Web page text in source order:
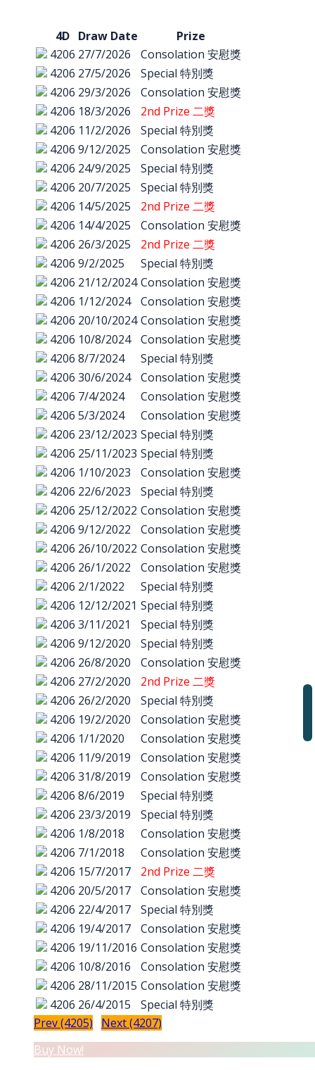
4D Draw Date
Prize
4206 27/7/2026
Consolation 安慰獎
4206 27/5/2026
Special 特別獎
4206 29/3/2026
Consolation 安慰獎
4206 18/3/2026
2nd Prize 二獎
4206 11/2/2026
Special 特別獎
4206 9/12/2025
Consolation 安慰獎
4206 24/9/2025
Special 特別獎
4206 20/7/2025
Special 特別獎
4206 14/5/2025
2nd Prize 二獎
4206 14/4/2025
Consolation 安慰獎
4206 26/3/2025
2nd Prize 二獎
4206 9/2/2025
Special 特別獎
4206 21/12/2024 Consolation 安慰獎
4206 1/12/2024
Consolation 安慰獎
4206 20/10/2024 Consolation 安慰獎
4206 10/8/2024
Consolation 安慰獎
4206 8/7/2024
Special 特別獎
4206 30/6/2024
Consolation 安慰獎
4206 7/4/2024
Consolation 安慰獎
4206 5/3/2024
Consolation 安慰獎
4206 23/12/2023 Special 特別獎
4206 25/11/2023 Special 特別獎
4206 1/10/2023
Consolation 安慰獎
4206 22/6/2023
Special 特別獎
4206 25/12/2022 Consolation 安慰獎
4206 9/12/2022
Consolation 安慰獎
4206 26/10/2022 Consolation 安慰獎
4206 26/1/2022
Consolation 安慰獎
4206 2/1/2022
Special 特別獎
4206 12/12/2021 Special 特別獎
4206 3/11/2021
Special 特別獎
4206 9/12/2020
Special 特別獎
4206 26/8/2020
Consolation 安慰獎
4206 27/2/2020
2nd Prize 二獎
4206 26/2/2020
Special 特別獎
4206 19/2/2020
Consolation 安慰獎
4206 1/1/2020
Consolation 安慰獎
4206 11/9/2019
Consolation 安慰獎
4206 31/8/2019
Consolation 安慰獎
4206 8/6/2019
Special 特別獎
4206 23/3/2019
Special 特別獎
4206 1/8/2018
Consolation 安慰獎
4206 7/1/2018
Consolation 安慰獎
4206 15/7/2017
2nd Prize 二獎
4206 20/5/2017
Consolation 安慰獎
4206 22/4/2017
Special 特別獎
4206 19/4/2017
Consolation 安慰獎
4206 19/11/2016 Consolation 安慰獎
4206 10/8/2016
Consolation 安慰獎
4206 28/11/2015 Consolation 安慰獎
4206 26/4/2015
Special 特別獎
Prev (4205)
Next (4207)
Buy Now!